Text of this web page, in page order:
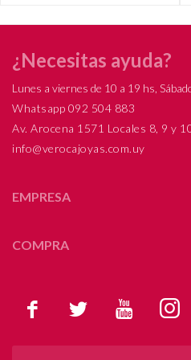
   
¿Necesitas ayuda?
Lunes a viernes de 10 a 19 hs,
Whatsapp 092 504 883
Av. Arocena 1571 Locales 8, 9 y
info@verocajoyas.com.uy
EMPRESA
COMPRA